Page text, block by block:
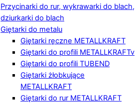
Przycinarki do rur, wykrawarki do blach,
dziurkarki do blach
Giętarki do metalu
Giętarki ręczne METALLKRAFT
Giętarki do profili METALLKRAFTv
Giętarki do profili TUBEND
Giętarki żłobkujące
METALLKRAFT
Giętarki do rur METALLKRAFT